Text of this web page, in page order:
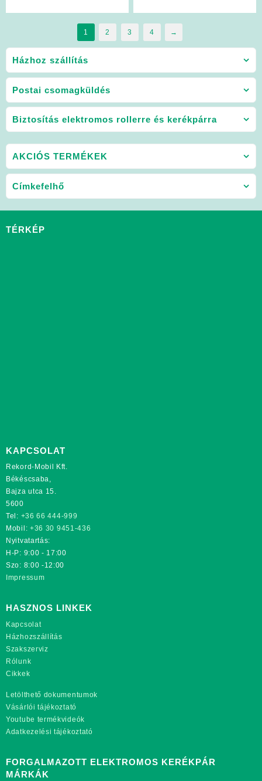
Házhoz szállítás
Postai csomagküldés
Biztosítás elektromos rollerre és kerékpárra
1 2 3 4 →
AKCIÓS TERMÉKEK
Címkefelhő
TÉRKÉP
KAPCSOLAT
Rekord-Mobil Kft.
Békéscsaba,
Bajza utca 15.
5600
Tel: +36 66 444-999
Mobil: +36 30 9451-436
Nyitvatartás:
H-P: 9:00 - 17:00
Szo: 8:00 -12:00
Impressum
HASZNOS LINKEK
Kapcsolat
Házhozszállítás
Szakszerviz
Rólunk
Cikkek
Letölthető dokumentumok
Vásárlói tájékoztató
Youtube termékvideók
Adatkezelési tájékoztató
FORGALMAZOTT ELEKTROMOS KERÉKPÁR
MÁRKÁK